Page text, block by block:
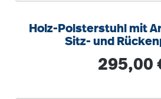
Holz-Polsterstuhl mit
Sitz- und
Regulärer
295,00